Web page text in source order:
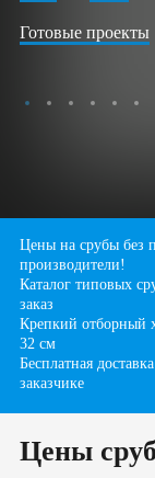
Сруб бани 4х7
Сруб бани 5х6
Сруб бани 6х7
Сруб бани 7х8
Готовые проекты
Цены на срубы без
производители!
Каталог типовых
заказ
Крепкий отборный
32 см
Бесплатная
заказчике
Цены